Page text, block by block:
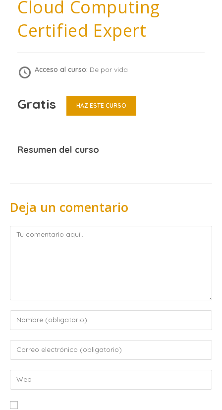
Cloud Computing
Certified Expert
Acceso al curso: De por vida
Gratis HAZ ESTE CURSO
Resumen del curso
Deja un comentario